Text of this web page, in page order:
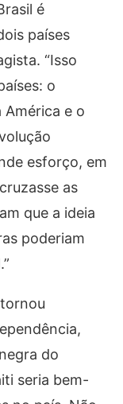
é
países
“Isso
o
América e o
esforço, em
as
que a ideia
poderiam
do
seria bem-